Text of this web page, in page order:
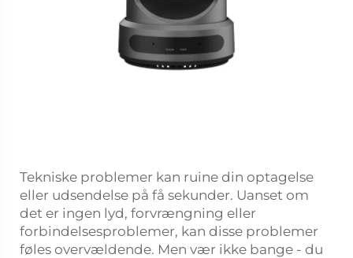
Tekniske problemer kan ruine din optagelse
eller udsendelse på få sekunder. Uanset om
det er ingen lyd, forvrængning eller
forbindelsesproblemer, kan disse problemer
føles overvældende. Men vær ikke bange - du